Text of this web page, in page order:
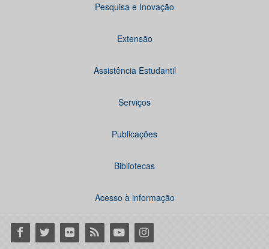
Pesquisa e Inovação
Extensão
Assistência Estudantil
Serviços
Publicações
Bibliotecas
Acesso à informação
Facebook
Twitter Flickr RSS YoutubeInstagram